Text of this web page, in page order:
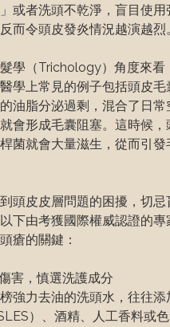
或者洗頭不乾淨，盲目使
而令頭皮發炎情況越演越烈
學（Trichology）角度來看
學上常見的例子包括頭皮
油脂分泌過剩，混合了日
會形成毛囊阻塞。這時候
菌就會大量滋生，從而引
頭皮皮層問題的困擾，切
下由考獲國際權威認證的
瘡的關鍵：
害，慎選洗護成分
強力去油的洗頭水，往往添
）、酒精、人工香料或